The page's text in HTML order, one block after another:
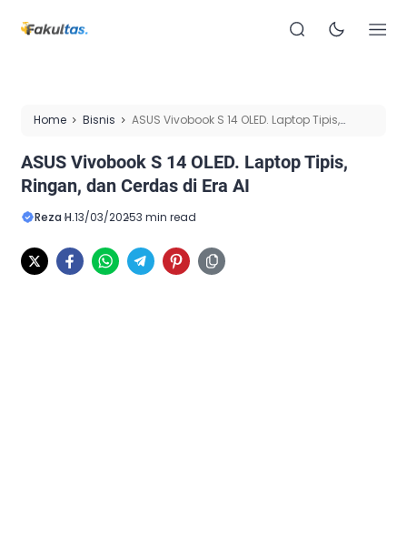
Home Bisnis
ASUS Vivobook S 14 OLED. Laptop Tipis,
ASUS Vivobook S 14 OLED. Laptop Tipis,
Ringan, dan Cerdas di Era AI
Reza H.13/03/20253 min read